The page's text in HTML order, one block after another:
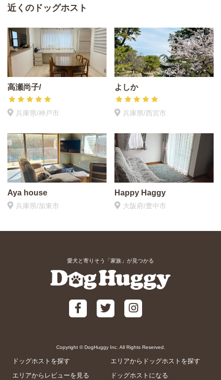
近くのドッグホスト
高瀬尚子/
兵庫県/神戸市
よしか
兵庫県/西宮市
Aya house
兵庫県/加東市
Happy Haggy
大阪府/豊中市
愛犬と寄りそう「家族」が見つかる
Copyright © DogHuggy Inc. All Rights Reserved.
ドッグホストを探す
エリアからドッグホストを探す
エリアからレビューを見る
ドッグホストになる